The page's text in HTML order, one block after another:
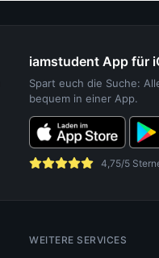
iamstudent App für
Spart euch die Suche:
bequem in einer App.
4,75/5
WEITERE SERVICES